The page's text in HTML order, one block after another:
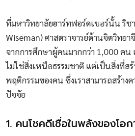
ที่มหาวิทยาลัยฮาร์ทฟอร์ดเชอร์นั้น ริช
Wiseman) ศาสตราจารย์ด้านจิตวิทยา
จากการศึกษาผู้คนมากกว่า 1,000 ค
ไม่ใช่สิ่งเหนือธรรมชาติ แต่เป็นสิ่งที่ส
พฤติกรรมของคน ซึ่งเราสามารถสร้าง
ปัจจัย
1. คนโชคดีเชื่อในพลังของโอ